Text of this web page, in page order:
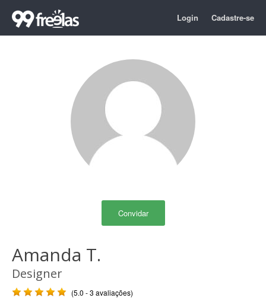
Login Cadastre-se
Convidar
Amanda T.
Designer
(5.0 - 3 avaliações)